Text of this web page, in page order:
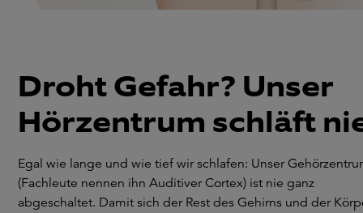
Droht Gefahr? Unser
Hörzentrum schläft
Egal wie lange und wie tief wir schlafen: Unser
(Fachleute nennen ihn Auditiver Cortex) ist nie ganz
abgeschaltet. Damit sich der Rest des Gehirns und der